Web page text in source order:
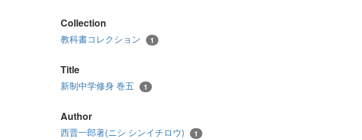
Collection
教科書コレクション 1
Title
新制中学修身 巻五 1
Author
西晋一郎著(ニシ シンイチロウ) 1